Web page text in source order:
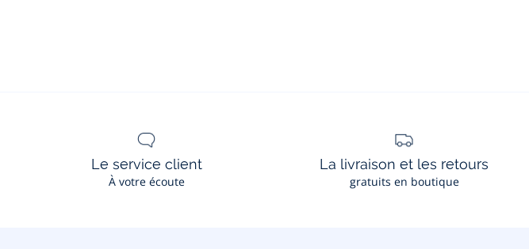
Le service client
À votre écoute
La livraison et les retours
gratuits en boutique